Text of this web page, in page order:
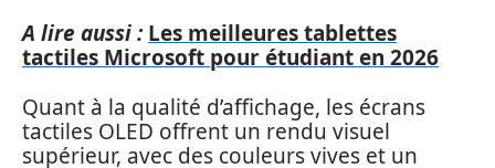
A lire aussi : Les meilleures tablettes
tactiles Microsoft pour étudiant en 2026
Quant à la qualité d’affichage, les écrans
tactiles OLED offrent un rendu visuel
supérieur, avec des couleurs vives et un